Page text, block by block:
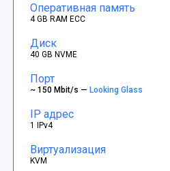
Оперативная память
4 GB RAM ECC
Диск
40 GB NVME
Порт
~ 150 Mbit/s —Looking Glass
IP адрес
1 IPv4
Виртуализация
KVM